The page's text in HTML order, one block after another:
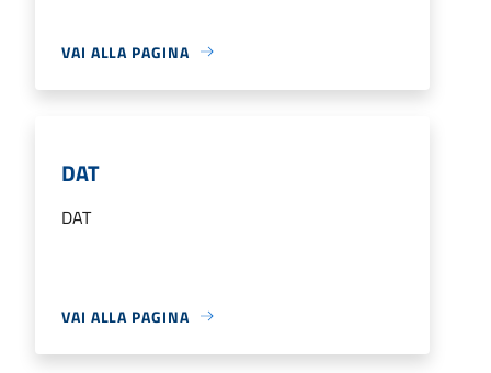
VAI ALLA PAGINA
DAT
DAT
VAI ALLA PAGINA